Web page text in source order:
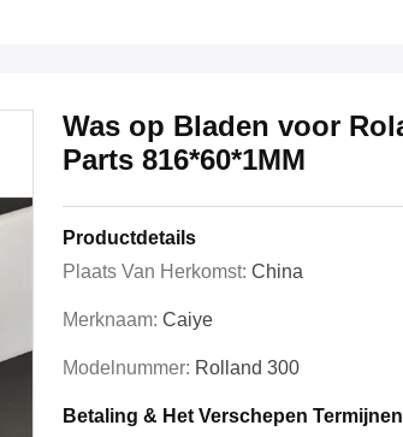
Was op Bladen voor
Parts 816*60*1MM
Productdetails
Plaats Van Herkomst: China
Merknaam: Caiye
Modelnummer: Rolland 300
Betaling & Het Verschepen Termijnen